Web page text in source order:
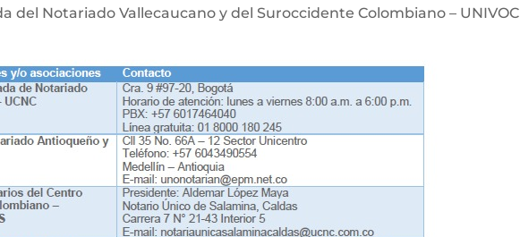
del Notariado Vallecaucano y del Suroccidente Colombiano – UNIVOC